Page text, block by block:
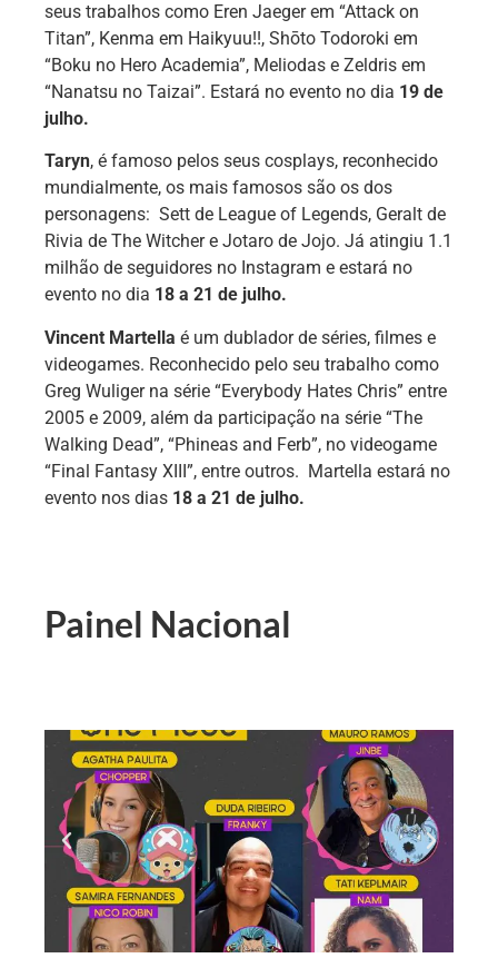
seus trabalhos como Eren Jaeger em “Attack on
Titan”, Kenma em Haikyuu!!, Shōto Todoroki em
“Boku no Hero Academia”, Meliodas e Zeldris em
“Nanatsu no Taizai”. Estará no evento no dia 19 de
julho.
Taryn, é famoso pelos seus cosplays, reconhecido
mundialmente, os mais famosos são os dos
personagens: Sett de League of Legends, Geralt de
Rivia de The Witcher e Jotaro de Jojo. Já atingiu 1.1
milhão de seguidores no Instagram e estará no
evento no dia 18 a 21 de julho.
Vincent Martella é um dublador de séries, filmes e
videogames. Reconhecido pelo seu trabalho como
Greg Wuliger na série “Everybody Hates Chris” entre
2005 e 2009, além da participação na série “The
Walking Dead”, “Phineas and Ferb”, no videogame
“Final Fantasy XIII”, entre outros. Martella estará no
evento nos dias 18 a 21 de julho.
Painel Nacional